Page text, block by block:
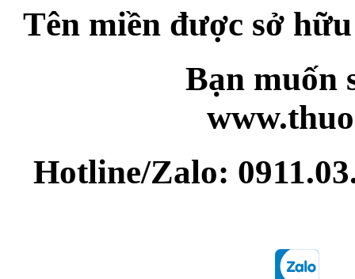
Tên miền được sở
Bạn muốn
Hotline/Zalo: